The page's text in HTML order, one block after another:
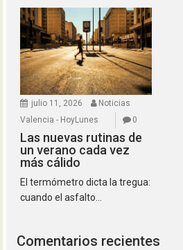
julio 11, 2026
Noticias
Valencia - HoyLunes
0
Las nuevas rutinas de
un verano cada vez
más cálido
El termómetro dicta la tregua:
cuando el asfalto...
Comentarios recientes